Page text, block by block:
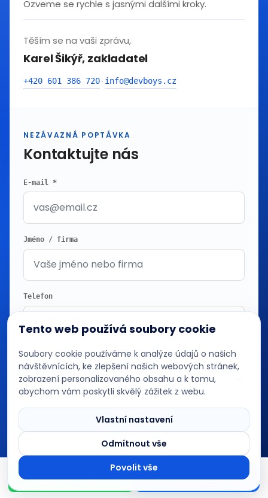
WhatsApp Poptat web
Ozveme se rychle s jasnými dalšími kroky.
Těším se na vaši zprávu,
Karel Šikýř, zakladatel
+420 601 386 720· info@devboys.cz
NEZÁVAZNÁ POPTÁVKA
Kontaktujte nás
E-mail *
Jméno / firma
Telefon
Jak jste se o nás dozvěděli?
Zpráva *
Tento web používá soubory cookie
Soubory cookie používáme k analýze údajů o našich
návštěvnících, ke zlepšení našich webových stránek,
zobrazení personalizovaného obsahu a k tomu,
abychom vám poskytli skvělý zážitek z webu.
Vlastní nastavení
Odmítnout vše
Povolit vše
DevBoys AI asistent